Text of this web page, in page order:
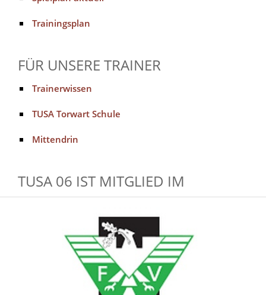
Trainingsplan
FÜR UNSERE TRAINER
Trainerwissen
TUSA Torwart Schule
Mittendrin
TUSA 06 IST MITGLIED IM